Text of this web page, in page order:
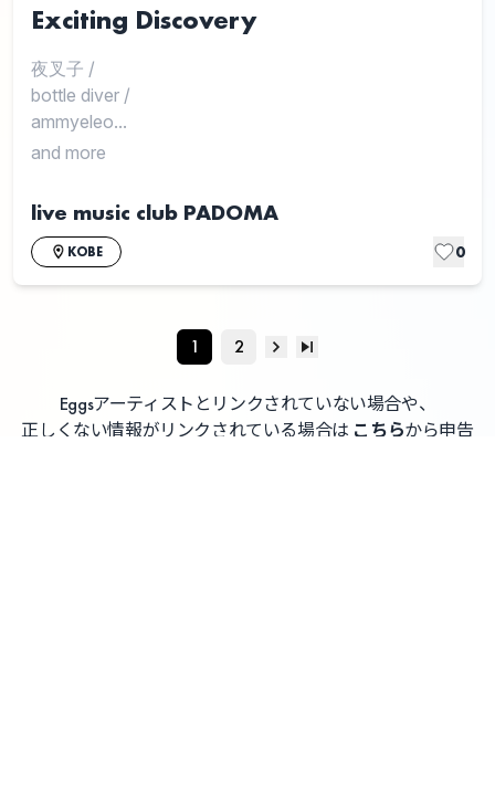
Exciting Discovery
夜叉子 /
bottle diver /
ammyeleo...
and more
live music club PADOMA
KOBE 0
1 2
Eggsアーティストとリンクされていない場合や、
正しくない情報がリンクされている場合は こちらから申告